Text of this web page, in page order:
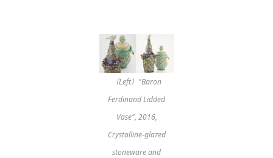
（Left）"Baron
Ferdinand Lidded
Vase", 2016,
Crystalline-glazed
stoneware and